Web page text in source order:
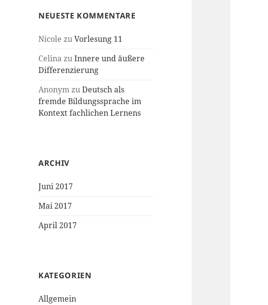
NEUESTE KOMMENTARE
Nicole zuVorlesung 11
CelinazuInnere und äußere
Differenzierung
AnonymzuDeutsch als
fremde Bildungssprache im
Kontext fachlichen Lernens
ARCHIV
Juni 2017
Mai 2017
April 2017
KATEGORIEN
Allgemein